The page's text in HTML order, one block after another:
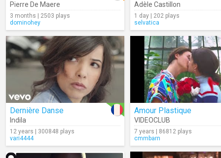
Pierre De Maere
3 months | 2503 plays
dominohey
Adèle Castillon
1 day | 202 plays
selvatica
Dernière Danse
Indila
12 years | 300848 plays
vari4444
Amour Plastique
VIDEOCLUB
7 years | 86812 plays
cmmbarn